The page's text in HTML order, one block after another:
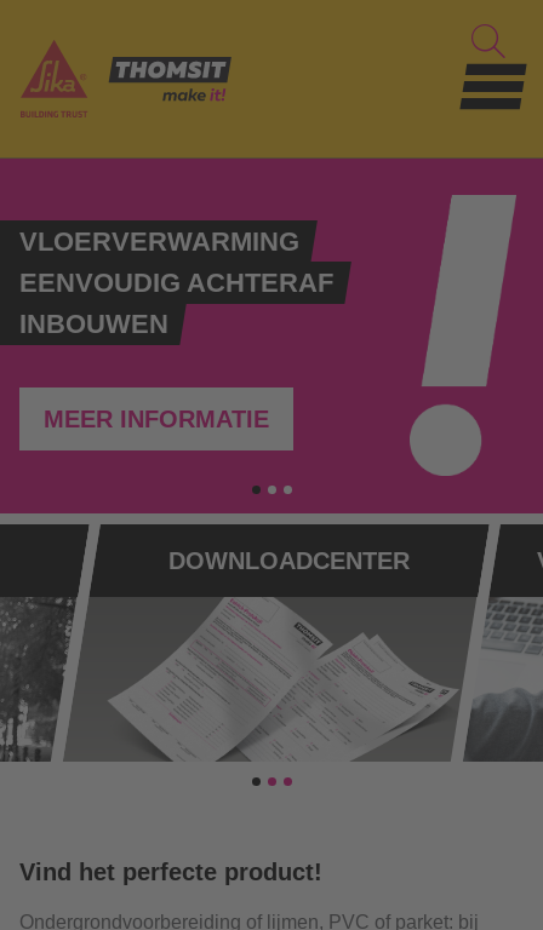
VLOERVERWARMING
EENVOUDIG ACHTERAF
INBOUWEN
MEER INFORMATIE
Vind het perfecte product!
Ondergrondvoorbereiding of lijmen, PVC of parket: bij